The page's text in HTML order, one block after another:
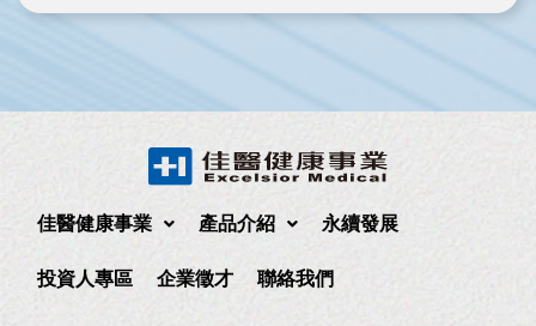
佳醫健康事業 產品介紹 永續發展
投資人專區 企業徵才 聯絡我們